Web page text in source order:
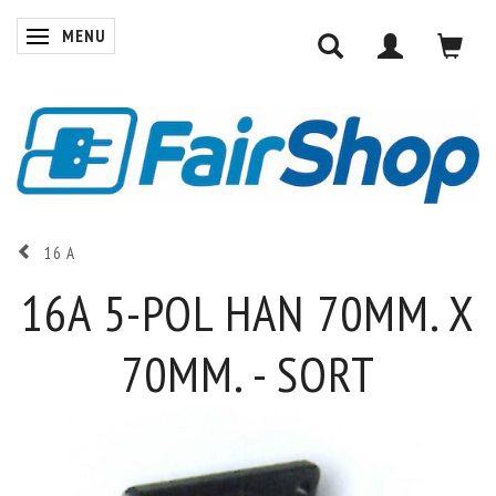
SKIFTE NAVIGATION
MENU
16 A
16A 5-POL HAN 70MM. X
70MM. - SORT